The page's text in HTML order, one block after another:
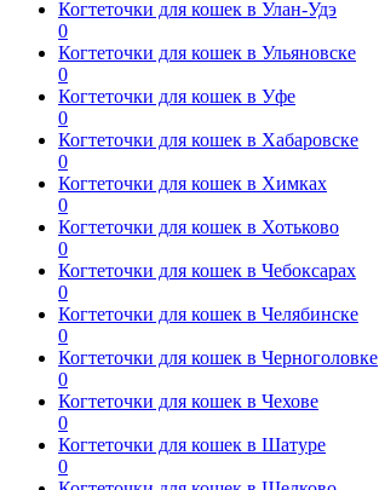
Когтеточки для кошек в Улан-Удэ
0
Когтеточки для кошек в Ульяновске
0
Когтеточки для кошек в Уфе
0
Когтеточки для кошек в Хабаровске
0
Когтеточки для кошек в Химках
0
Когтеточки для кошек в Хотьково
0
Когтеточки для кошек в Чебоксарах
0
Когтеточки для кошек в Челябинске
0
Когтеточки для кошек в Черноголовке
0
Когтеточки для кошек в Чехове
0
Когтеточки для кошек в Шатуре
0